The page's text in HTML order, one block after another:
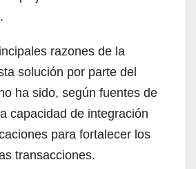
razones de la
solución por parte del
ha sido, según fuentes de
capacidad de integración
para fortalecer los
transacciones.